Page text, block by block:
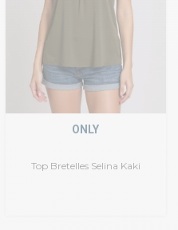
Top Bretelles Selina Kaki
ONLY